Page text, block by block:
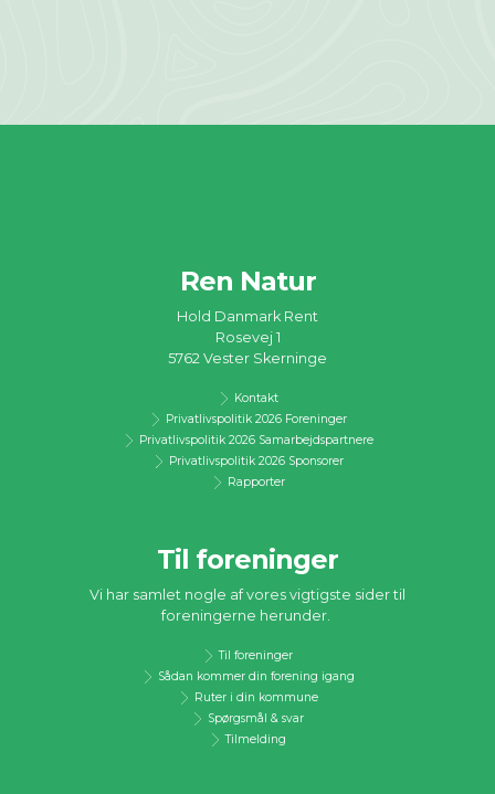
Ren Natur
Hold Danmark Rent
Rosevej 1
5762 Vester Skerninge
Kontakt
Privatlivspolitik 2026 Foreninger
Privatlivspolitik 2026 Samarbejdspartnere
Privatlivspolitik 2026 Sponsorer
Rapporter
Til foreninger
Vi har samlet nogle af vores vigtigste sider til
foreningerne herunder.
Til foreninger
Sådan kommer din forening igang
Ruter i din kommune
Spørgsmål & svar
Tilmelding